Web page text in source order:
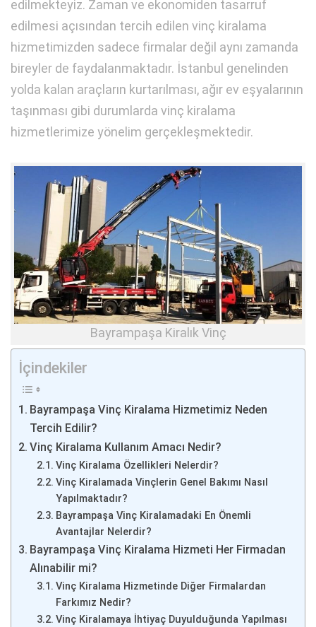
edilmekteyiz. Zaman ve ekonomiden tasarruf
edilmesi açısından tercih edilen vinç kiralama
hizmetimizden sadece firmalar değil aynı zamanda
bireyler de faydalanmaktadır. İstanbul genelinden
yolda kalan araçların kurtarılması, ağır ev eşyalarının
taşınması gibi durumlarda vinç kiralama
hizmetlerimize yönelim gerçekleşmektedir.
Bayrampaşa Kiralık Vinç
İçindekiler
Bayrampaşa Vinç Kiralama Hizmetimiz Neden
Tercih Edilir?
Vinç Kiralama Kullanım Amacı Nedir?
Vinç Kiralama Özellikleri Nelerdir?
Vinç Kiralamada Vinçlerin Genel Bakımı Nasıl
Yapılmaktadır?
Bayrampaşa Vinç Kiralamadaki En Önemli
Avantajlar Nelerdir?
Bayrampaşa Vinç Kiralama Hizmeti Her Firmadan
Alınabilir mi?
Vinç Kiralama Hizmetinde Diğer Firmalardan
Farkımız Nedir?
Vinç Kiralamaya İhtiyaç Duyulduğunda Yapılması